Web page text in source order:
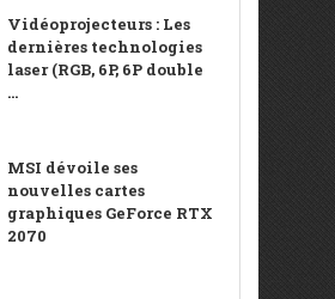
Vidéoprojecteurs : Les
dernières technologies
laser (RGB, 6P, 6P double
...
MSI dévoile ses
nouvelles cartes
graphiques GeForce RTX
2070